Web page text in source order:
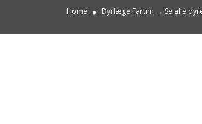
Home Dyrlæge Farum → Se alle